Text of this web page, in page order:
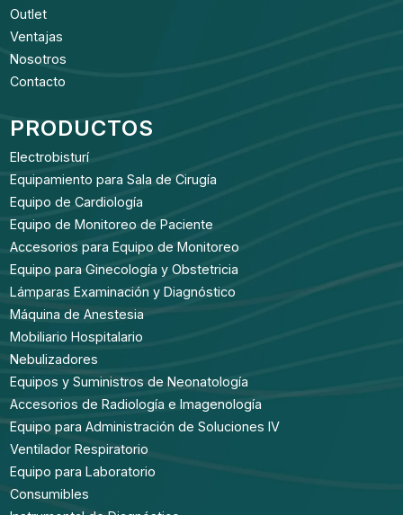
Outlet
Ventajas
Nosotros
Contacto
PRODUCTOS
Electrobisturí
Equipamiento para Sala de Cirugía
Equipo de Cardiología
Equipo de Monitoreo de Paciente
Accesorios para Equipo de Monitoreo
Equipo para Ginecología y Obstetricia
Lámparas Examinación y Diagnóstico
Máquina de Anestesia
Mobiliario Hospitalario
Nebulizadores
Equipos y Suministros de Neonatología
Accesorios de Radiología e Imagenología
Equipo para Administración de Soluciones IV
Ventilador Respiratorio
Equipo para Laboratorio
Consumibles